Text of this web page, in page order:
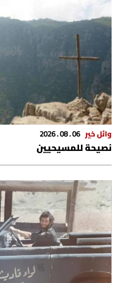
وائل خير 06 . 08 . 2026
نصيحة للمسيحيين